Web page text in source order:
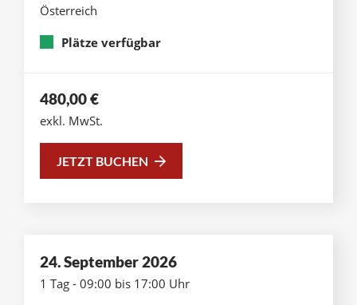
Österreich
Plätze verfügbar
480,00€
exkl. MwSt.
JETZT BUCHEN
24. September 2026
1 Tag - 09:00 bis 17:00 Uhr